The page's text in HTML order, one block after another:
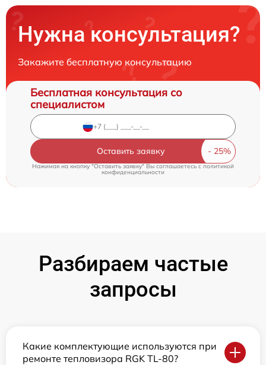
Нужна консультация?
Закажите бесплатную консультацию
Бесплатная консультация со
специалистом
Оставить заявку
Нажимая на кнопку "Оставить заявку" Вы соглашаетесь cполитикой
конфиденциальности
Разбираем частые
запросы
Какие комплектующие используются при
ремонте тепловизора RGK TL-80?